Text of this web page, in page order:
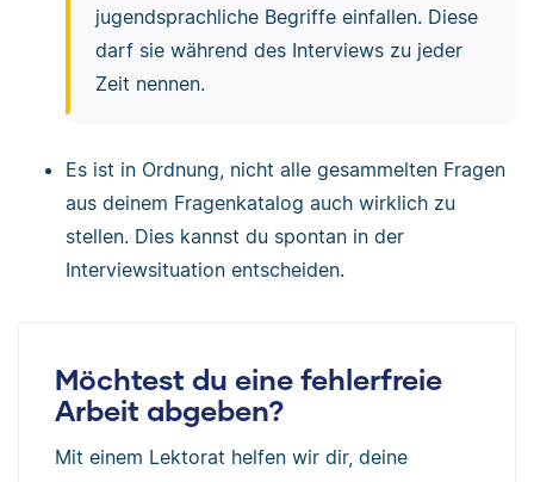
Aufrechterhaltungsfragen
Magst du mir die letzte von dir
Kannst du mir ein Beispiel dafür
geben, wie du Jugendsprache im Alltag
verwendest?
Wie ging es nach der Situation, die du
Rücklenkung auf das Thema des
Interviews
jugendsprachliche Begriffe einfallen. Diese
darf sie während des Interviews zu jeder
Zeit nennen.
Es ist in Ordnung, nicht alle gesammelten Fragen
aus deinem Fragenkatalog auch wirklich zu
stellen. Dies kannst du spontan in der
Interviewsituation entscheiden.
Möchtest du eine fehlerfreie
Arbeit abgeben?
Mit einem Lektorat helfen wir dir, deine